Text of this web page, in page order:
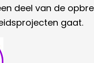
deel van de
gaat.